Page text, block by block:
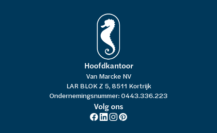
Hoofdkantoor
Van Marcke NV
LAR BLOK Z 5, 8511 Kortrijk
Ondernemingsnummer: 0443.336.223
Volg ons